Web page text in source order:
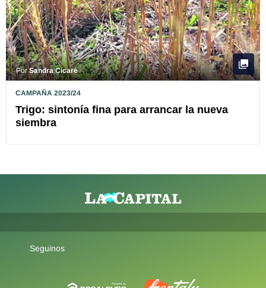
PorSandra Cicaré
CAMPAÑA 2023/24
Trigo: sintonía fina para arrancar la nueva
siembra
Seguinos